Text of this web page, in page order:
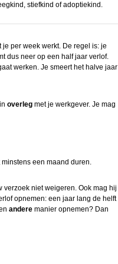
stiefkind of adoptiekind.
per week werkt. De regel is: je
dus neer op een half jaar verlof.
werken. Je smeert het halve jaar
overlegmet je werkgever. Je mag
een maand duren.
verzoek niet weigeren. Ook mag hij
opnemen: een jaar lang de helft
anderemanier opnemen? Dan